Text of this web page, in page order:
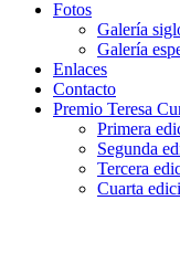
Fotos
Galería
Galería
Enlaces
Contacto
Premio Teresa
Primera
Segunda
Tercera
Cuarta